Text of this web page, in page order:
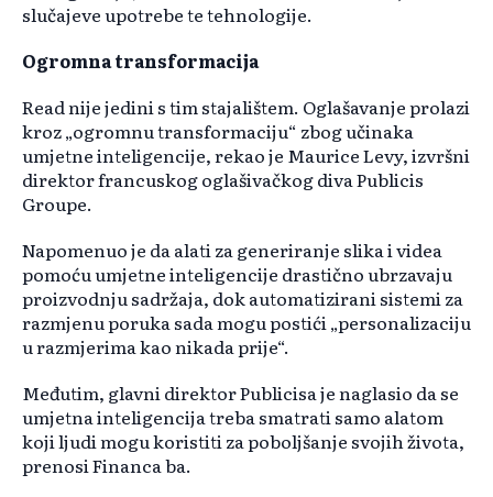
slučajeve upotrebe te tehnologije.
Ogromna transformacija
Read nije jedini s tim stajalištem. Oglašavanje prolazi
kroz „ogromnu transformaciju“ zbog učinaka
umjetne inteligencije, rekao je Maurice Levy, izvršni
direktor francuskog oglašivačkog diva Publicis
Groupe.
Napomenuo je da alati za generiranje slika i videa
pomoću umjetne inteligencije drastično ubrzavaju
proizvodnju sadržaja, dok automatizirani sistemi za
razmjenu poruka sada mogu postići „personalizaciju
u razmjerima kao nikada prije“.
Međutim, glavni direktor Publicisa je naglasio da se
umjetna inteligencija treba smatrati samo alatom
koji ljudi mogu koristiti za poboljšanje svojih života,
prenosi Financa ba.